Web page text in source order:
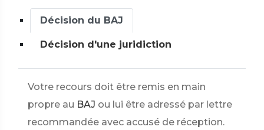
Décision du BAJ
Décision d'une juridiction
Votre recours doit être remis en main
propre au BAJ ou lui être adressé par lettre
recommandée avec accusé de réception.